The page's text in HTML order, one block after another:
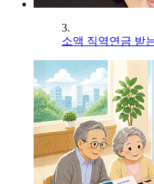
3.
소액 직역연금 받